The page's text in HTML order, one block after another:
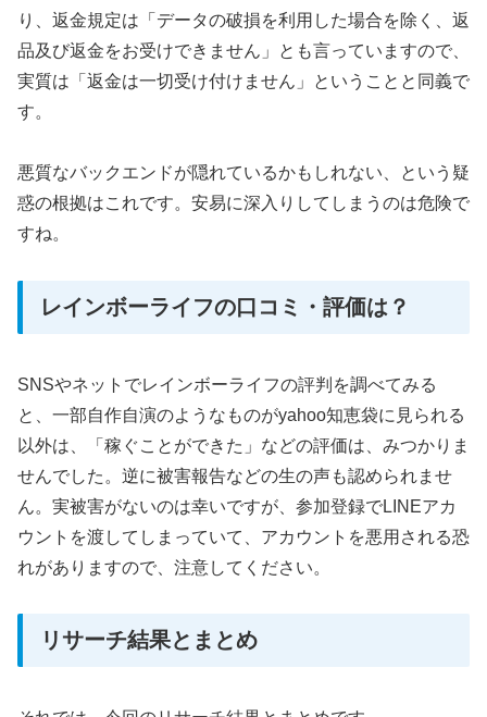
り、返金規定は「データの破損を利用した場合を除く、返
品及び返金をお受けできません」とも言っていますので、
実質は「返金は一切受け付けません」ということと同義で
す。
悪質なバックエンドが隠れているかもしれない、という疑
惑の根拠はこれです。安易に深入りしてしまうのは危険で
すね。
レインボーライフの口コミ・評価は？
SNSやネットでレインボーライフの評判を調べてみる
と、一部自作自演のようなものがyahoo知恵袋に見られる
以外は、「稼ぐことができた」などの評価は、みつかりま
せんでした。逆に被害報告などの生の声も認められませ
ん。実被害がないのは幸いですが、参加登録でLINEアカ
ウントを渡してしまっていて、アカウントを悪用される恐
れがありますので、注意してください。
リサーチ結果とまとめ